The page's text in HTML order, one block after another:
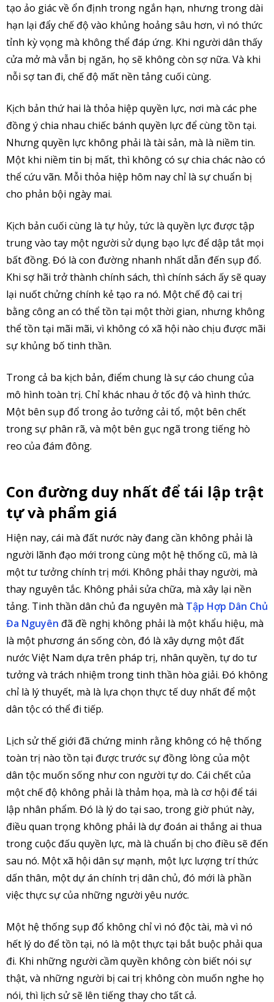
tạo ảo giác về ổn định trong ngắn hạn, nhưng trong dài
hạn lại đẩy chế độ vào khủng hoảng sâu hơn, vì nó thức
tỉnh kỳ vọng mà không thể đáp ứng. Khi người dân thấy
cửa mở mà vẫn bị ngăn, họ sẽ không còn sợ nữa. Và khi
nỗi sợ tan đi, chế độ mất nền tảng cuối cùng.
Kịch bản thứ hai là thỏa hiệp quyền lực, nơi mà các phe
đồng ý chia nhau chiếc bánh quyền lực để cùng tồn tại.
Nhưng quyền lực không phải là tài sản, mà là niềm tin.
Một khi niềm tin bị mất, thì không có sự chia chác nào có
thể cứu vãn. Mỗi thỏa hiệp hôm nay chỉ là sự chuẩn bị
cho phản bội ngày mai.
Kịch bản cuối cùng là tự hủy, tức là quyền lực được tập
trung vào tay một người sử dụng bạo lực để dập tắt mọi
bất đồng. Đó là con đường nhanh nhất dẫn đến sụp đổ.
Khi sợ hãi trở thành chính sách, thì chính sách ấy sẽ quay
lại nuốt chửng chính kẻ tạo ra nó. Một chế độ cai trị
bằng công an có thể tồn tại một thời gian, nhưng không
thể tồn tại mãi mãi, vì không có xã hội nào chịu được mãi
sự khủng bố tinh thần.
Trong cả ba kịch bản, điểm chung là sự cáo chung của
mô hình toàn trị. Chỉ khác nhau ở tốc độ và hình thức.
Một bên sụp đổ trong ảo tưởng cải tổ, một bên chết
trong sự phân rã, và một bên gục ngã trong tiếng hò
reo của đám đông.
Con đường duy nhất để tái lập trật
tự và phẩm giá
Hiện nay, cái mà đất nước này đang cần không phải là
người lãnh đạo mới trong cùng một hệ thống cũ, mà là
một tư tưởng chính trị mới. Không phải thay người, mà
thay nguyên tắc. Không phải sửa chữa, mà xây lại nền
tảng. Tinh thần dân chủ đa nguyên mà Tập Hợp Dân Chủ
Đa Nguyên đã đề nghị không phải là một khẩu hiệu, mà
là một phương án sống còn, đó là xây dựng một đất
nước Việt Nam dựa trên pháp trị, nhân quyền, tự do tư
tưởng và trách nhiệm trong tinh thần hòa giải. Đó không
chỉ là lý thuyết, mà là lựa chọn thực tế duy nhất để một
dân tộc có thể đi tiếp.
Lịch sử thế giới đã chứng minh rằng không có hệ thống
toàn trị nào tồn tại được trước sự đồng lòng của một
dân tộc muốn sống như con người tự do. Cái chết của
một chế độ không phải là thảm họa, mà là cơ hội để tái
lập nhân phẩm. Đó là lý do tại sao, trong giờ phút này,
điều quan trọng không phải là dự đoán ai thắng ai thua
trong cuộc đấu quyền lực, mà là chuẩn bị cho điều sẽ đến
sau nó. Một xã hội dân sự mạnh, một lực lượng trí thức
dấn thân, một dự án chính trị dân chủ, đó mới là phần
việc thực sự của những người yêu nước.
Một hệ thống sụp đổ không chỉ vì nó độc tài, mà vì nó
hết lý do để tồn tại, nó là một thực tại bắt buộc phải qua
đi. Khi những người cầm quyền không còn biết nói sự
thật, và những người bị cai trị không còn muốn nghe họ
nói, thì lịch sử sẽ lên tiếng thay cho tất cả.